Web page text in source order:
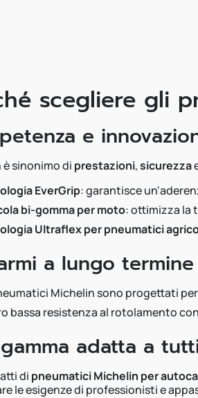
scegliere gli
e
sinonimo di prestazioni,sicurezza
EverGrip: garantisce
bi-gomma per moto: ottimizza la
Ultraflex per pneumatici
a lungo termine
Michelin sono progettati
bassa resistenza al rotolamento
adatta a
di pneumatici Michelin per
le esigenze di professionisti e